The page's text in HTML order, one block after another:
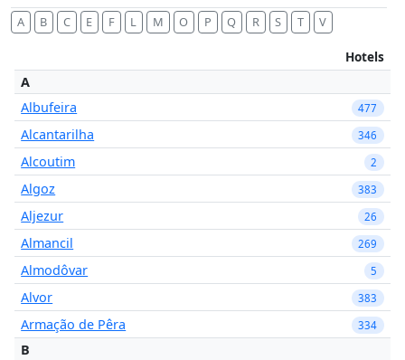
A B C E F L M O P Q R S T V
Hotels
A
Albufeira
477
Alcantarilha 346
Alcoutim 2
Algoz 383
Aljezur 26
Almancil 269
Almodôvar 5
Alvor 383
Armação de Pêra 334
B